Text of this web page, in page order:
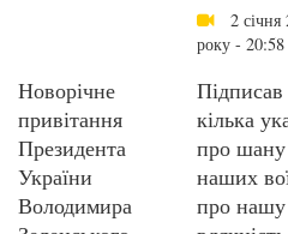
2 січня
року - 20:58
Новорічне
привітання
Президента
України
Володимира
Підписав
кілька
про
наших
про нашу